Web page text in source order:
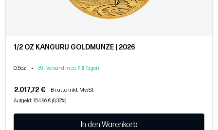
1/2 OZ KÄNGURU GOLDMÜNZE | 2026
0.5oz • 39 - Versand in ca.1-3 Tagen
2.017,72 € Brutto inkl. MwSt
Aufgeld: 154,96 € (8,32%)
In den Warenkorb